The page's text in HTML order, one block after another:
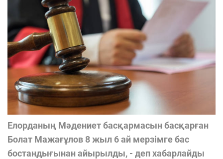
Елорданың Мәдениет басқармасын басқарған
Болат Мажағұлов 8 жыл 6 ай мерзімге бас
бостандығынан айырылды, - деп хабарлайды